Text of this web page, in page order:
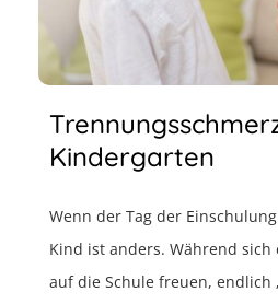
Kindergarten
Wenn der Tag der
Kind ist anders. Während sich
auf die Schule freuen, endlich